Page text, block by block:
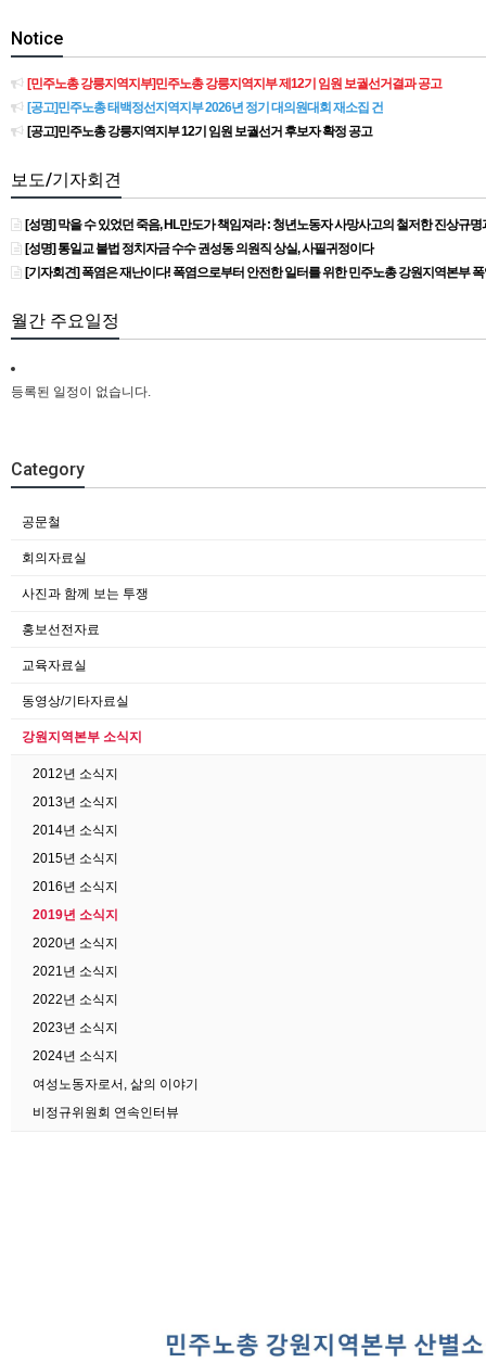
Notice
[민주노총 강릉지역지부]민주노총 강릉지역지부 제12기 임원 보궐선거결과 공고
[공고]민주노총 태백정선지역지부 2026년 정기 대의원대회 재소집 건
[공고]민주노총 강릉지역지부 12기 임원 보궐선거 후보자 확정 공고
보도/기자회견
[성명] 막을 수 있었던 죽음, HL만도가 책임져라 : 청년노동자 사망사고의 철저한 진상규
[성명] 통일교 불법 정치자금 수수 권성동 의원직 상실, 사필귀정이다
[기자회견] 폭염은 재난이다! 폭염으로부터 안전한 일터를 위한 민주노총 강원지역본부
월간 주요일정
등록된 일정이 없습니다.
Category
공문철
회의자료실
사진과 함께 보는 투쟁
홍보선전자료
교육자료실
동영상/기타자료실
강원지역본부 소식지
2012년 소식지
2013년 소식지
2014년 소식지
2015년 소식지
2016년 소식지
2019년 소식지
2020년 소식지
2021년 소식지
2022년 소식지
2023년 소식지
2024년 소식지
여성노동자로서, 삶의 이야기
비정규위원회 연속인터뷰